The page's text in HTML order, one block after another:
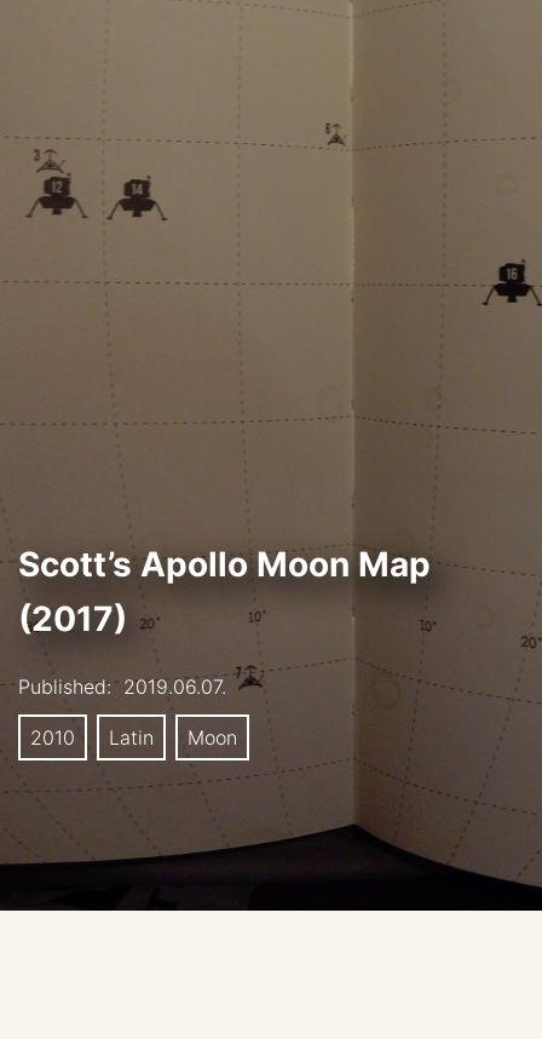
Scott’s Apollo Moon Map
(2017)
Published: 2019.06.07.
2010 Latin Moon